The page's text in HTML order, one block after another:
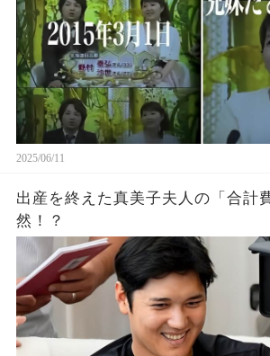
2025/06/11
出産を終えた真美子夫人の「合計
然！？